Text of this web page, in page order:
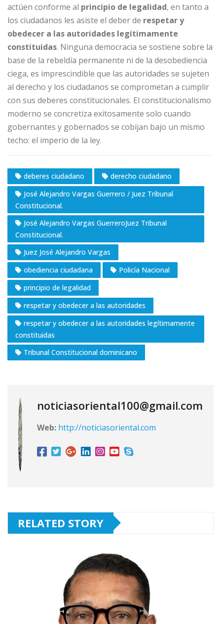
actúen conforme al principio de legalidad, en tanto a
los ciudadanos les asiste el deber de respetar y
obedecer a las autoridades legítimamente
constituidas. Ninguna democracia se sostiene sobre la
base de la rebeldía permanente ni de la desobediencia
ciega, es imprescindible que las autoridades se sujeten
al derecho y los ciudadanos se comprometan a cumplir
con sus deberes constitucionales. El constitucionalismo
moderno se concretiza exitosamente solo cuando
gobernantes y gobernados se cobijan bajo un mismo
techo: el imperio de la ley.
deberes ciudadano
derecho ciudadano
José Alejandro Vargas Guerrero / Juez Tribunal
Constitucional.
José Alejandro Vargas GuerreroJuez Tribunal
Constitucional.
Juez José Alejandro Vargas
obediencia ciudadana
Policía Nacional
principio de legalidad
respetar y obedecer a las autoridades
respetar y obedecer a las autoridades legítimamente
constituidas
Tribunal Constitucional dominicano
noticiasoriental100@gmail.com
Web: http://noticiasoriental.com
RELATED STORY